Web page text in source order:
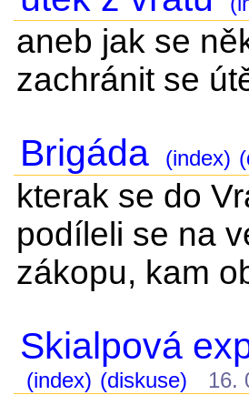
aneb jak se
zachránit se
Brigáda (index)
kterak se do
podíleli se na
zákopu, kam
Skialpová
(index) (diskuse) 16.